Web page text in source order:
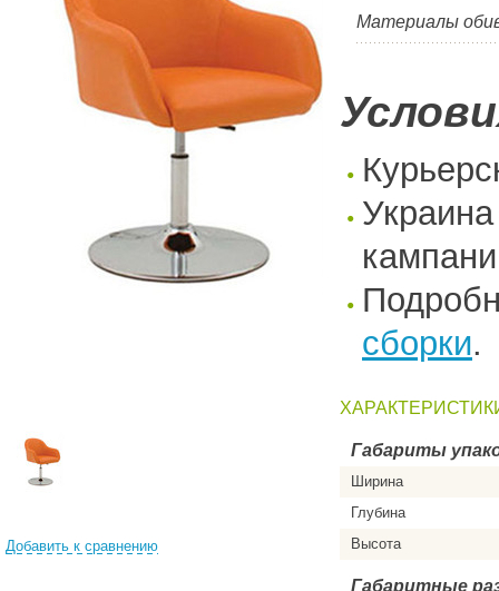
Добавить к сравнению
Материалы
сборки.
Габариты
Ширина
Глубина
Высота
Габаритные